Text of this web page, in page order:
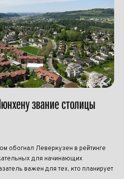
звание столицы
обогнал Леверкузен в рейтинге
для начинающих
важен для тех, кто планирует